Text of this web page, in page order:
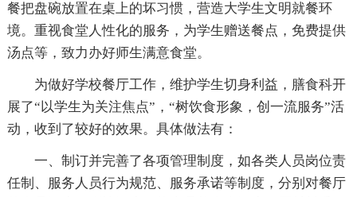
餐把盘碗放置在桌上的坏习惯，营造大学生文明就餐环
境。重视食堂人性化的服务，为学生赠送餐点，免费提供
汤点等，致力办好师生满意食堂。
为做好学校餐厅工作，维护学生切身利益，膳食科开
展了“以学生为关注焦点”，“树饮食形象，创一流服务”活
动，收到了较好的效果。具体做法有：
一、制订并完善了各项管理制度，如各类人员岗位责
任制、服务人员行为规范、服务承诺等制度，分别对餐厅